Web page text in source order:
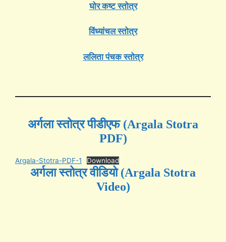
घोर कष्ट स्तोत्र
विंध्यांचल स्तोत्र
ललिता पंचक स्तोत्र
अर्गला स्तोत्र पीडीएफ (Argala Stotra
PDF)
Argala-Stotra-PDF-1 Download
अर्गला स्तोत्र वीडियो (Argala Stotra
Video)